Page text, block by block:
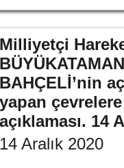
Milliyetçi
BAHÇELİ’nin
yapan
açıklaması. 14
14 Aralık 2020